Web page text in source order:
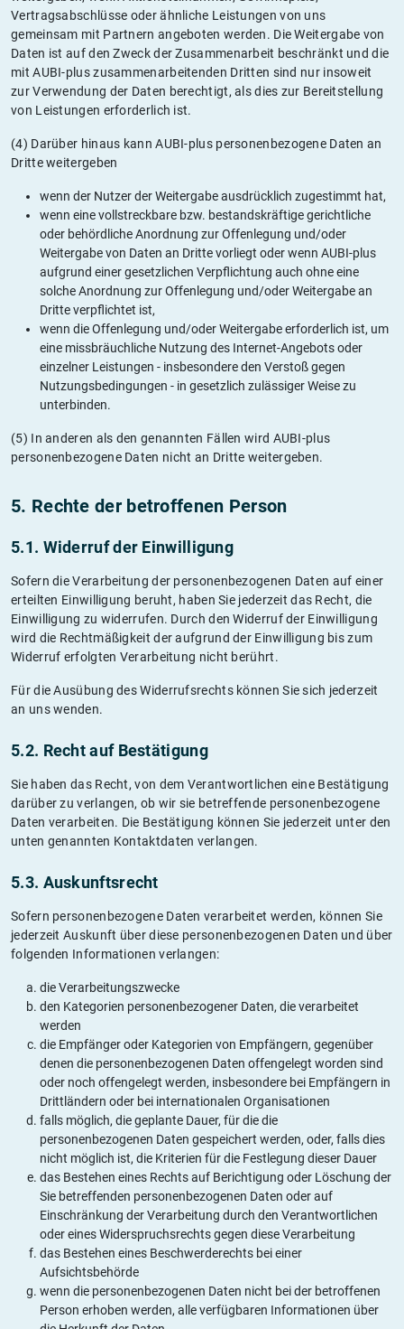
Vertragsabschlüsse oder ähnliche Leistungen von uns
gemeinsam mit Partnern angeboten werden. Die Weitergabe von
Daten ist auf den Zweck der Zusammenarbeit beschränkt und die
mit AUBI-plus zusammenarbeitenden Dritten sind nur insoweit
zur Verwendung der Daten berechtigt, als dies zur Bereitstellung
von Leistungen erforderlich ist.
(4) Darüber hinaus kann AUBI-plus personenbezogene Daten an
Dritte weitergeben
wenn der Nutzer der Weitergabe ausdrücklich zugestimmt hat,
wenn eine vollstreckbare bzw. bestandskräftige gerichtliche
oder behördliche Anordnung zur Offenlegung und/oder
Weitergabe von Daten an Dritte vorliegt oder wenn AUBI-plus
aufgrund einer gesetzlichen Verpflichtung auch ohne eine
solche Anordnung zur Offenlegung und/oder Weitergabe an
Dritte verpflichtet ist,
wenn die Offenlegung und/oder Weitergabe erforderlich ist, um
eine missbräuchliche Nutzung des Internet-Angebots oder
einzelner Leistungen - insbesondere den Verstoß gegen
Nutzungsbedingungen - in gesetzlich zulässiger Weise zu
unterbinden.
(5) In anderen als den genannten Fällen wird AUBI-plus
personenbezogene Daten nicht an Dritte weitergeben.
5. Rechte der betroffenen Person
5.1. Widerruf der Einwilligung
Sofern die Verarbeitung der personenbezogenen Daten auf einer
erteilten Einwilligung beruht, haben Sie jederzeit das Recht, die
Einwilligung zu widerrufen. Durch den Widerruf der Einwilligung
wird die Rechtmäßigkeit der aufgrund der Einwilligung bis zum
Widerruf erfolgten Verarbeitung nicht berührt.
Für die Ausübung des Widerrufsrechts können Sie sich jederzeit
an uns wenden.
5.2. Recht auf Bestätigung
Sie haben das Recht, von dem Verantwortlichen eine Bestätigung
darüber zu verlangen, ob wir sie betreffende personenbezogene
Daten verarbeiten. Die Bestätigung können Sie jederzeit unter den
unten genannten Kontaktdaten verlangen.
5.3. Auskunftsrecht
Sofern personenbezogene Daten verarbeitet werden, können Sie
jederzeit Auskunft über diese personenbezogenen Daten und über
folgenden Informationen verlangen:
die Verarbeitungszwecke
den Kategorien personenbezogener Daten, die verarbeitet
werden
die Empfänger oder Kategorien von Empfängern, gegenüber
denen die personenbezogenen Daten offengelegt worden sind
oder noch offengelegt werden, insbesondere bei Empfängern in
Drittländern oder bei internationalen Organisationen
falls möglich, die geplante Dauer, für die die
personenbezogenen Daten gespeichert werden, oder, falls dies
nicht möglich ist, die Kriterien für die Festlegung dieser Dauer
das Bestehen eines Rechts auf Berichtigung oder Löschung der
Sie betreffenden personenbezogenen Daten oder auf
Einschränkung der Verarbeitung durch den Verantwortlichen
oder eines Widerspruchsrechts gegen diese Verarbeitung
das Bestehen eines Beschwerderechts bei einer
Aufsichtsbehörde
wenn die personenbezogenen Daten nicht bei der betroffenen
Person erhoben werden, alle verfügbaren Informationen über